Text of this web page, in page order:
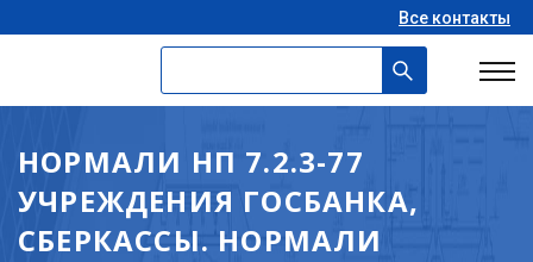
Все контакты
НОРМАЛИ НП 7.2.3-77
УЧРЕЖДЕНИЯ ГОСБАНКА,
СБЕРКАССЫ. НОРМАЛИ